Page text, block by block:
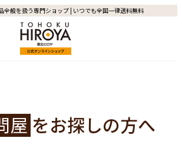
全般を扱う専門ショップ | いつでも全国一律送料無料
屋 をお探しの方へ